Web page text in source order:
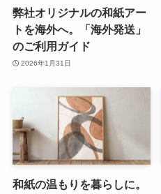
弊社オリジナルの和紙アー
トを海外へ。「海外発送」
のご利用ガイド
2026年1月31日
和紙の温もりを暮らしに。